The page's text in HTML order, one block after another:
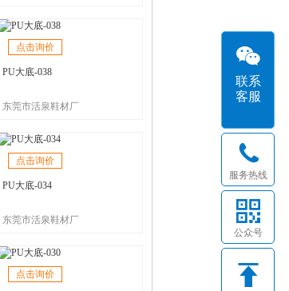
点击询价
PU大底-038
东莞市活泉鞋材厂
点击询价
PU大底-034
东莞市活泉鞋材厂
点击询价
联系
客服
服务热线
公众号